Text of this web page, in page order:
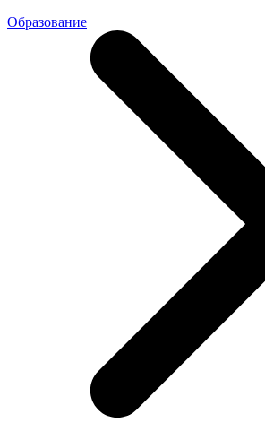
Образование